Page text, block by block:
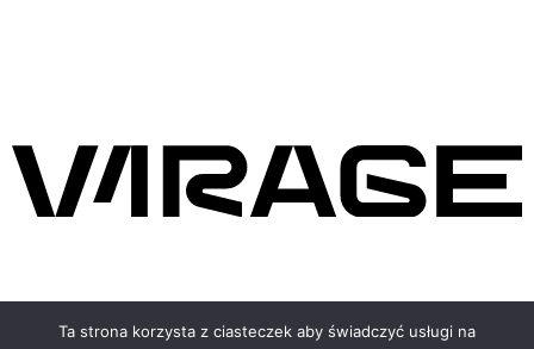
Ta strona korzysta z ciasteczek aby świadczyć usługi na